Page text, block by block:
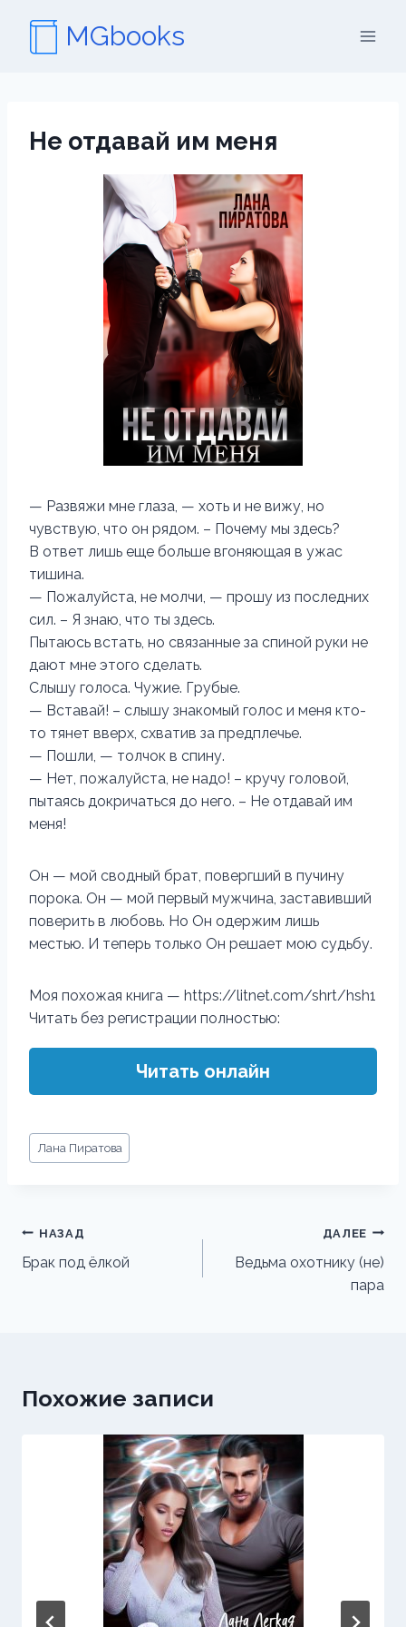
содержимому
MGbooks
Не отдавай им меня
— Развяжи мне глаза, — хоть и не вижу, но
чувствую, что он рядом. – Почему мы здесь?
В ответ лишь еще больше вгоняющая в ужас
тишина.
— Пожалуйста, не молчи, — прошу из последних
сил. – Я знаю, что ты здесь.
Пытаюсь встать, но связанные за спиной руки не
дают мне этого сделать.
Слышу голоса. Чужие. Грубые.
— Вставай! – слышу знакомый голос и меня кто-
то тянет вверх, схватив за предплечье.
— Пошли, — толчок в спину.
— Нет, пожалуйста, не надо! – кручу головой,
пытаясь докричаться до него. – Не отдавай им
меня!
Он — мой сводный брат, повергший в пучину
порока. Он — мой первый мужчина, заставивший
поверить в любовь. Но Он одержим лишь
местью. И теперь только Он решает мою судьбу.
Моя похожая книга — https://litnet.com/shrt/hsh1
Читать без регистрации полностью:
Читать онлайн
Метки
записи:
Лана Пиратова
Навигация
по
НАЗАД
Брак под ёлкой
ДАЛЕЕ
Ведьма охотнику (не)
пара
Похожие записи